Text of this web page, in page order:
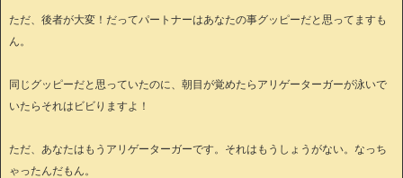
ただ、後者が大変！だってパートナーはあなたの事グッピーだと思ってますも
ん。
同じグッピーだと思っていたのに、朝目が覚めたらアリゲーターガーが泳いで
いたらそれはビビりますよ！
ただ、あなたはもうアリゲーターガーです。それはもうしょうがない。なっち
ゃったんだもん。